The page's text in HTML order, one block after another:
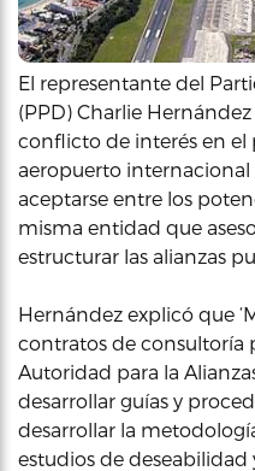
El representante del
(PPD) Charlie
conflicto de interés en el
aeropuerto internacional
aceptarse entre los
misma entidad que
estructurar las alianzas
Hernández explicó que
contratos de consultoría
Autoridad para la
desarrollar guías y
desarrollar la
estudios de deseabilidad